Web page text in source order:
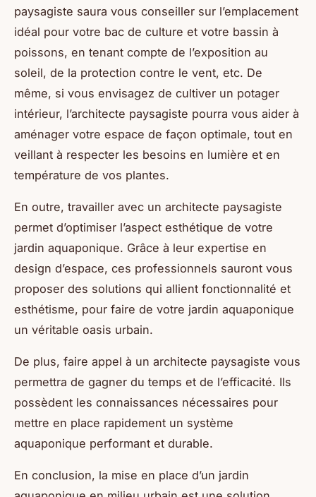
paysagiste saura vous conseiller sur l’emplacement
idéal pour votre bac de culture et votre bassin à
poissons, en tenant compte de l’exposition au
soleil, de la protection contre le vent, etc. De
même, si vous envisagez de cultiver un potager
intérieur, l’architecte paysagiste pourra vous aider à
aménager votre espace de façon optimale, tout en
veillant à respecter les besoins en lumière et en
température de vos plantes.
En outre, travailler avec un architecte paysagiste
permet d’optimiser l’aspect esthétique de votre
jardin aquaponique. Grâce à leur expertise en
design d’espace, ces professionnels sauront vous
proposer des solutions qui allient fonctionnalité et
esthétisme, pour faire de votre jardin aquaponique
un véritable oasis urbain.
De plus, faire appel à un architecte paysagiste vous
permettra de gagner du temps et de l’efficacité. Ils
possèdent les connaissances nécessaires pour
mettre en place rapidement un système
aquaponique performant et durable.
En conclusion, la mise en place d’un jardin